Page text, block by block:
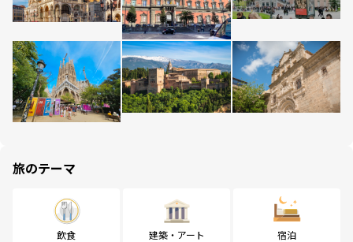
旅のテーマ
飲食 建築・アート 宿泊